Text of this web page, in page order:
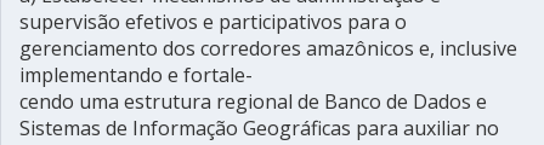
supervisão efetivos e participativos para o
gerenciamento dos corredores amazônicos e, inclusive
implementando e fortale-
cendo uma estrutura regional de Banco de Dados e
Sistemas de Informação Geográficas para auxiliar no